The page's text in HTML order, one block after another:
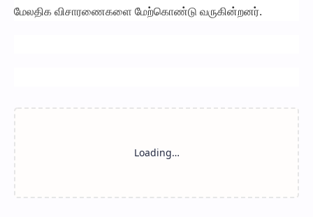
மேலதிக விசாரணைகளை மேற்கொண்டு வருகின்றனர்.